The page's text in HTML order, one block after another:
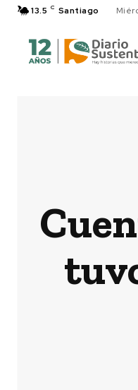
13.5 C Santiago